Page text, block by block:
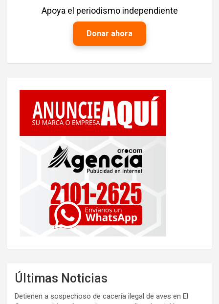
Apoya el periodismo independiente
Donar ahora
Últimas Noticias
Detienen a sospechoso de cacería ilegal de aves en El